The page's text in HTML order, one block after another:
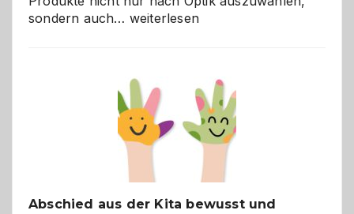
sondern auch… Bad
besser
verstehen
weiterlesen
Abschied aus der Kita bewusst und